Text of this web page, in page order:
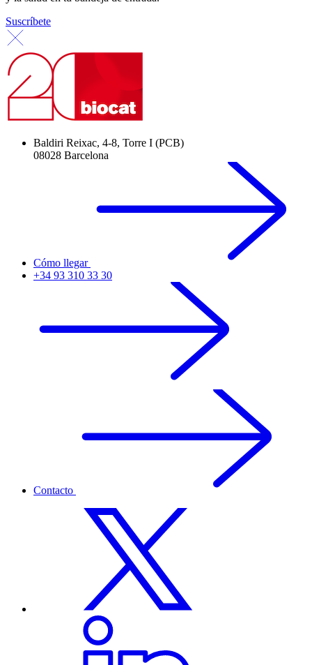
Suscríbete
Baldiri Reixac, 4-8, Torre I (PCB)
08028 Barcelona
Cómo llegar
+34 93 310 33 30
Contacto